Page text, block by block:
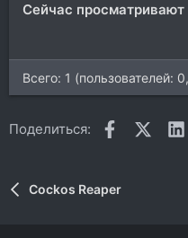
иСейчас просматривают
Всего: 1 (пользователей:
Поделиться: Facebook
X
Cockos Reaper